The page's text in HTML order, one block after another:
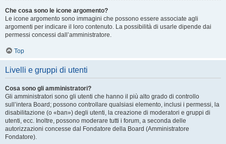
Che cosa sono le icone argomento?
Le icone argomento sono immagini che possono essere associate agli
argomenti per indicare il loro contenuto. La possibilità di usarle dipende dai
permessi concessi dall’amministratore.
Top
Livelli e gruppi di utenti
Cosa sono gli amministratori?
Gli amministratori sono gli utenti che hanno il più alto grado di controllo
sull’intera Board; possono controllare qualsiasi elemento, inclusi i permessi, la
disabilitazione (o «ban») degli utenti, la creazione di moderatori e gruppi di
utenti, ecc. Inoltre, possono moderare tutti i forum, a seconda delle
autorizzazioni concesse dal Fondatore della Board (Amministratore
Fondatore).